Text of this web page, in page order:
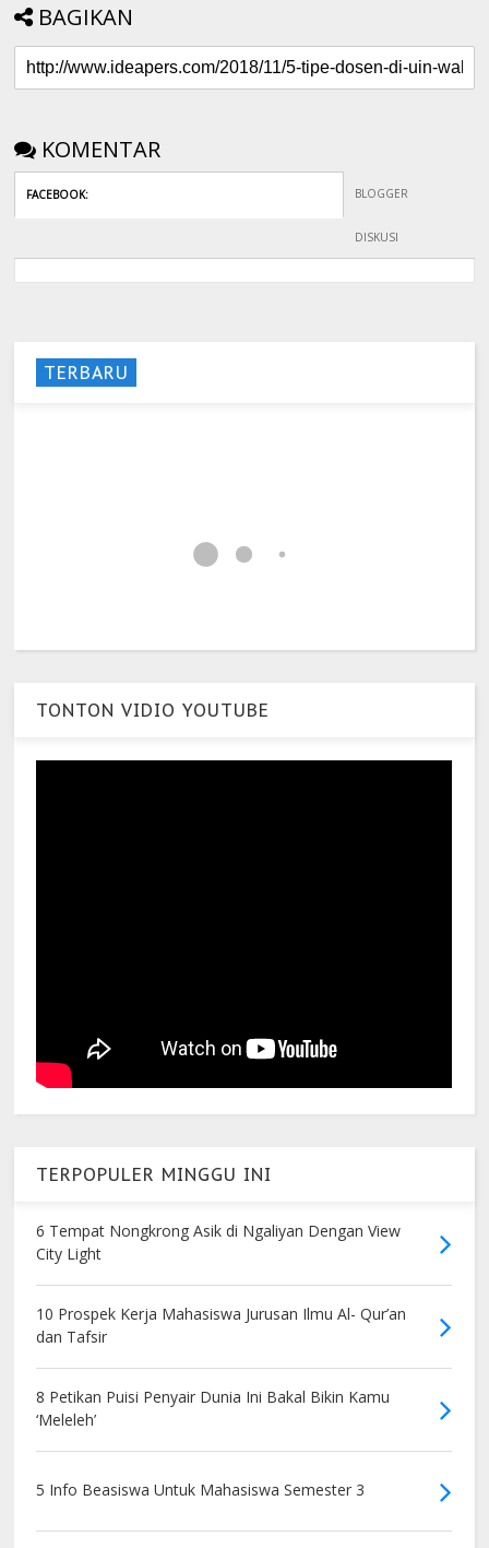
BAGIKAN
KOMENTAR
FACEBOOK: BLOGGER
DISKUSI
TERBARU
TONTON VIDIO YOUTUBE
TERPOPULER MINGGU INI
6 Tempat Nongkrong Asik di Ngaliyan Dengan View
City Light
10 Prospek Kerja Mahasiswa Jurusan Ilmu Al- Qur’an
dan Tafsir
8 Petikan Puisi Penyair Dunia Ini Bakal Bikin Kamu
‘Meleleh’
5 Info Beasiswa Untuk Mahasiswa Semester 3